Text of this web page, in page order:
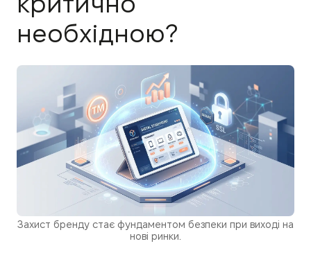
необхідною?
Захист бренду стає фундаментом безпеки при виході на
нові ринки.